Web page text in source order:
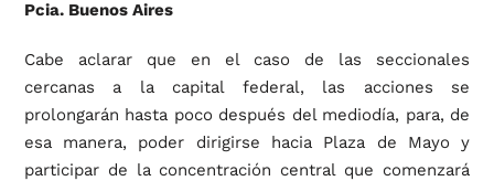
Pcia. Buenos Aires
Cabe aclarar que en el caso de las seccionales
cercanas a la capital federal, las acciones se
prolongarán hasta poco después del mediodía, para, de
esa manera, poder dirigirse hacia Plaza de Mayo y
participar de la concentración central que comenzará